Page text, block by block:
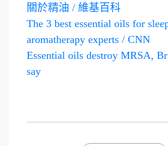
關於精油 / 維基百科
The 3 best essential oils for
aromatherapy experts / CNN
Essential oils destroy MRSA,
say